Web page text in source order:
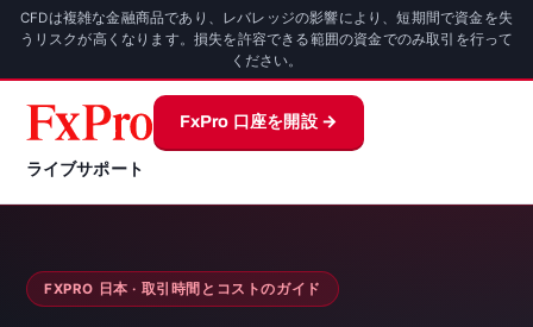
CFDは複雑な金融商品であり、レバレッジの影響により、短期間で資金を失
うリスクが高くなります。損失を許容できる範囲の資金でのみ取引を行って
ください。
ライブサポート
FxPro 口座を開設 →
FXPRO 日本 · 取引時間とコストのガイド